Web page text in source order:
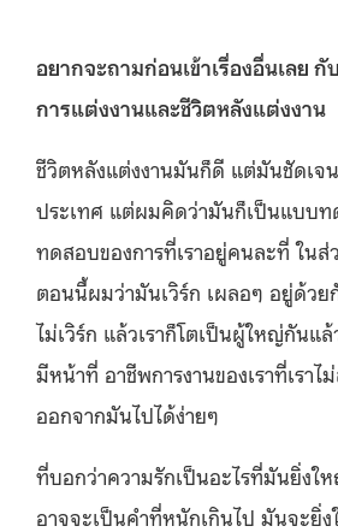
อยากจะถามก่อนเข้าเรื่องอื่นเลย
การแต่งงานและชีวิตหลังแต่งงาน
ชีวิตหลังแต่งงานมันก็ดี แต่มันชัดเจ
ประเทศ แต่ผมคิดว่ามันก็เป็นแบบ
ทดสอบของการที่เราอยู่คนละที่ ใน
ตอนนี้ผมว่ามันเวิร์ก เผลอๆ อยู่ด้วย
ไม่เวิร์ก แล้วเราก็โตเป็นผู้ใหญ่กันแ
มีหน้าที่ อาชีพการงานของเราที่เราไ
ออกจากมันไปได้ง่ายๆ
ที่บอกว่าความรักเป็นอะไรที่มันยิ่งใ
อาจจะเป็นคำที่หนักเกินไป มันจะยิ่